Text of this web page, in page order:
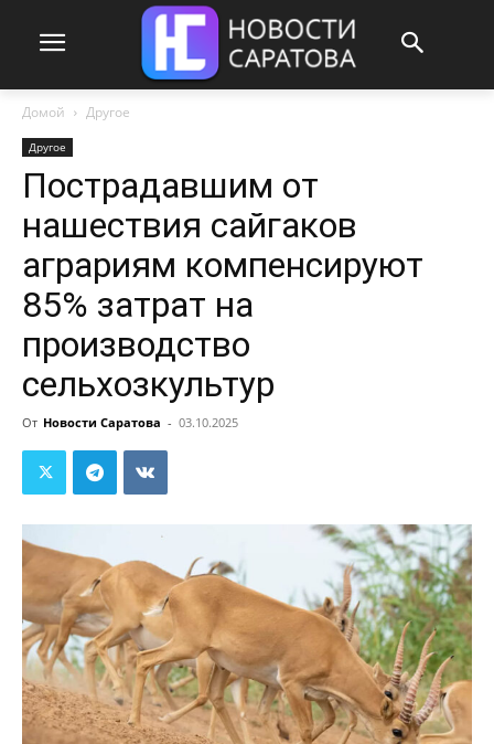
Домой Другое
Другое
Пострадавшим от
нашествия сайгаков
аграриям компенсируют
85% затрат на
производство
сельхозкультур
От Новости Саратова - 03.10.2025